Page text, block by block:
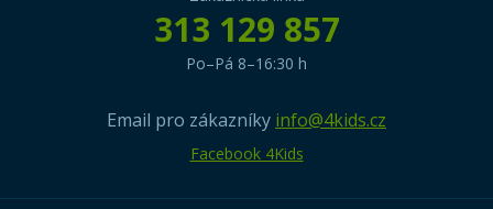
313 129 857
Po–Pá 8–16:30 h
Email pro zákazníky info@4kids.cz
Facebook 4Kids